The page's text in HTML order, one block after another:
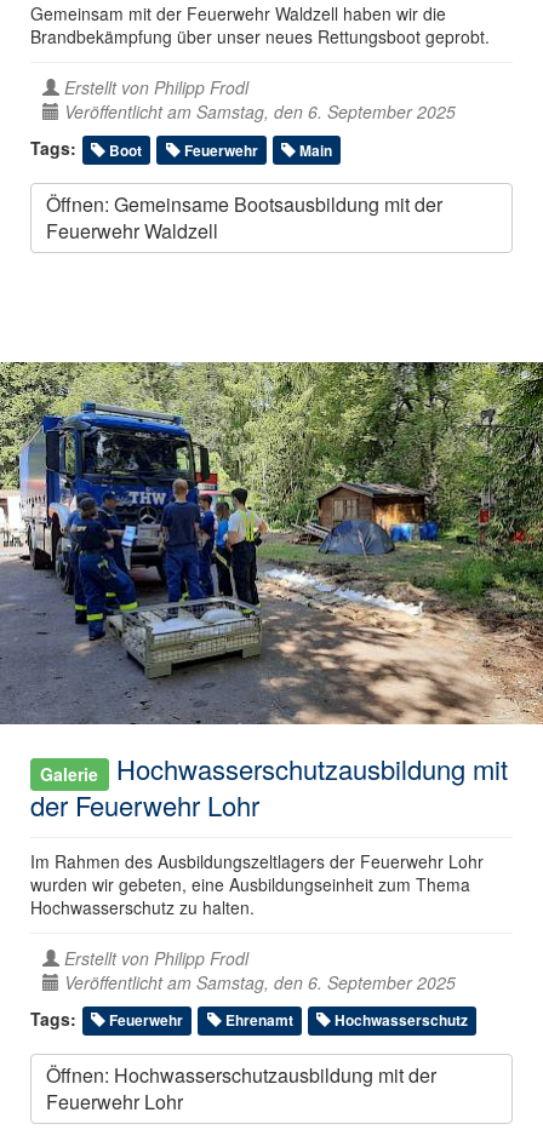
Gemeinsam mit der Feuerwehr Waldzell haben wir die
Brandbekämpfung über unser neues Rettungsboot geprobt.
Erstellt von Philipp Frodl
Veröffentlicht am Samstag, den 6. September 2025
Tags:
Boot Feuerwehr Main
Öffnen: Gemeinsame Bootsausbildung mit der
Feuerwehr Waldzell
Galerie
Hochwasserschutzausbildung mit
der Feuerwehr Lohr
Im Rahmen des Ausbildungszeltlagers der Feuerwehr Lohr
wurden wir gebeten, eine Ausbildungseinheit zum Thema
Hochwasserschutz zu halten.
Erstellt von Philipp Frodl
Veröffentlicht am Samstag, den 6. September 2025
Tags:
Feuerwehr Ehrenamt Hochwasserschutz
Öffnen: Hochwasserschutzausbildung mit der
Feuerwehr Lohr